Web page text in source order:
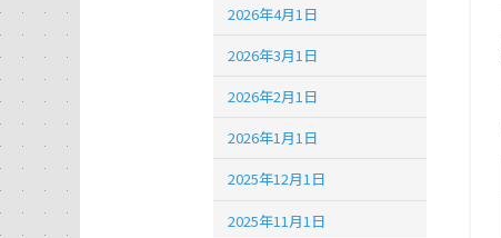
2026年4月1日
2026年3月1日
2026年2月1日
2026年1月1日
2025年12月1日
2025年11月1日